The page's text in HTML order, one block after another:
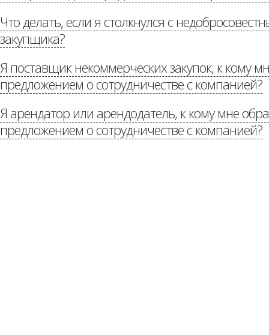
«Потенциальным поставщикам»
доставке»
Что делать, если я столкнулся с
закупщика?
«Стоп коррупция»
Я поставщик некоммерческих закупок, к кому
предложением о сотрудничестве с компанией?
Потенциальным партнерам
Я арендатор или арендодатель, к кому мне
предложением о сотрудничестве с компанией?